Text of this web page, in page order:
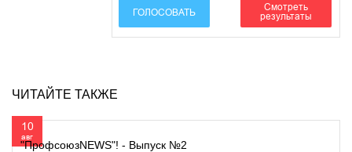
ГОЛОСОВАТЬ
Смотреть
результаты
ЧИТАЙТЕ ТАКЖЕ
10
авг
"ПрофсоюзNEWS"! - Выпуск №2